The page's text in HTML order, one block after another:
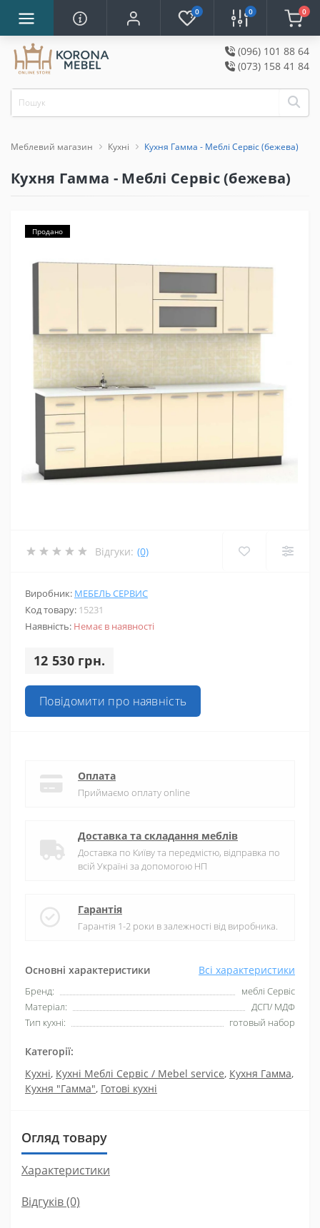
0 0 0
(096) 101 88 64
(073) 158 41 84
Меблевий магазин Кухні Кухня Гамма - Меблі Сервіс (бежева)
Кухня Гамма - Меблі Сервіс (бежева)
Продано
Відгуки: (0)
Виробник: МЕБЕЛЬ СЕРВИС
Код товару: 15231
Наявність: Немає в наявності
12 530 грн.
Повідомити про наявність
Основні характеристики Всі характеристики
Бренд:
меблі Сервіс
Матеріал:
ДСП/ МДФ
Тип кухні:
готовый набор
Категорії:
Кухні, Кухні Меблі Сервіс / Mebel service, Кухня Гамма,
Кухня "Гамма", Готові кухні
Оплата
Приймаємо оплату online
Доставка та складання меблів
Доставка по Київу та передмістю, відправка по
всій Україні за допомогою НП
Гарантія
Гарантія 1-2 роки в залежності від виробника.
Огляд товару
Характеристики
Відгуків (0)